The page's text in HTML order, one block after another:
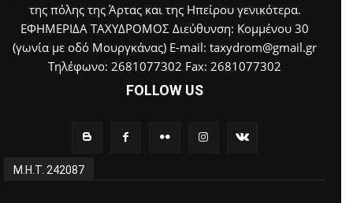
της πόλης της Άρτας και της Ηπείρου γενικότερα.
ΕΦΗΜΕΡΙΔΑ ΤΑΧΥΔΡΟΜΟΣ Διεύθυνση: Κομμένου 30
(γωνία με οδό Μουργκάνας) E-mail: taxydrom@gmail.gr
Τηλέφωνο: 2681077302 Fax: 2681077302
FOLLOW US
Μ.Η.Τ. 242087